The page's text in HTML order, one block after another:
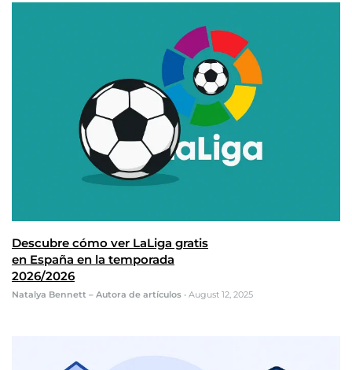
Descubre cómo ver LaLiga gratis
en España en la temporada
2026/2026
Natalya Bennett – Autora de artículos • August 12, 2025